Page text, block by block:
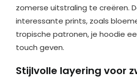
zomerse uitstraling te creëren.
interessante prints, zoals
tropische patronen, je hoodie
touch geven.
Stijlvolle layering voor